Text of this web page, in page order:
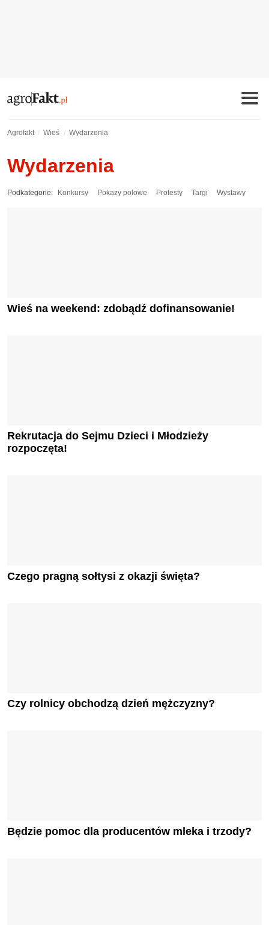
Agrofakt Wieś Wydarzenia
Wydarzenia
Podkategorie: Konkursy Pokazy polowe Protesty Targi Wystawy
Wieś na weekend: zdobądź dofinansowanie!
Rekrutacja do Sejmu Dzieci i Młodzieży
rozpoczęta!
Czego pragną sołtysi z okazji święta?
Czy rolnicy obchodzą dzień mężczyzny?
Będzie pomoc dla producentów mleka i trzody?